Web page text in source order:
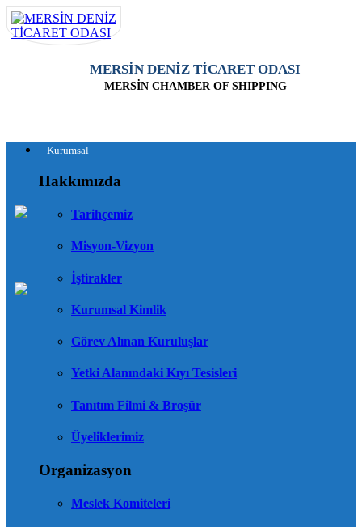
MERSİN DENİZ TİCARET ODASI
MERSİN CHAMBER OF SHIPPING
Kurumsal
Hakkımızda
Tarihçemiz
Misyon-Vizyon
İştirakler
Kurumsal Kimlik
Görev Alınan Kuruluşlar
Yetki Alanındaki Kıyı Tesisleri
Tanıtım Filmi & Broşür
Üyeliklerimiz
Organizasyon
Meslek Komiteleri